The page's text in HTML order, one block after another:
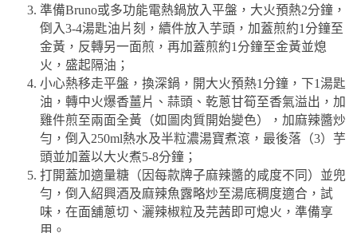
準備Bruno或多功能電熱鍋放入平盤，大火預熱2分鐘，
倒入3-4湯匙油片刻，續件放入芋頭，加蓋煎約1分鐘至
金黃，反轉另一面煎，再加蓋煎約1分鐘至金黃並熄
火，盛起隔油；
小心熱移走平盤，換深鍋，開大火預熱1分鐘，下1湯匙
油，轉中火爆香薑片、蒜頭、乾蔥甘筍至香氣溢出，加
雞件煎至兩面全黃（如圖肉質開始變色），加麻辣醬炒
勻，倒入 250ml熱水及半粒濃湯寶煮滾，最後落（3）芋
頭並加蓋以大火煮5-8分鐘；
打開蓋加適量糖（因每款牌子麻辣醬的咸度不同）並兜
勻，倒入紹興酒及麻辣魚露略炒至湯底稠度適合，試
味，在面舖蔥切、灑辣椒粒及芫茜即可熄火，準備享